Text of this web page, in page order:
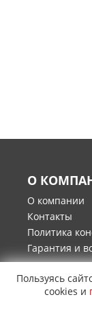
О
О компании
Контакты
Политика
Гарантия и
Каталоги
Пользуясь
cookies и